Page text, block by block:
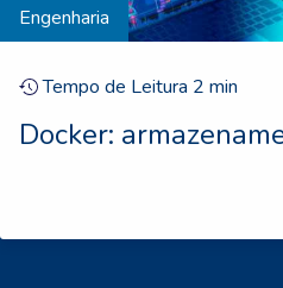
Engenharia
Tempo de Leitura 2 min
Docker: